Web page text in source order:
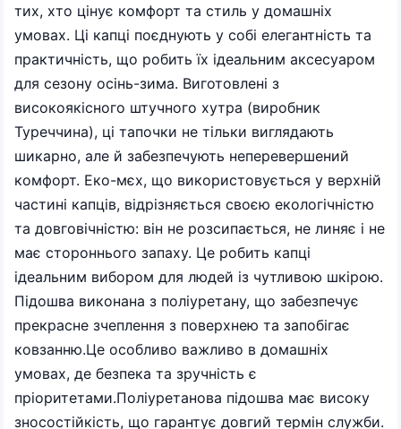
тих, хто цінує комфорт та стиль у домашніх
умовах. Ці капці поєднують у собі елегантність та
практичність, що робить їх ідеальним аксесуаром
для сезону осінь-зима. Виготовлені з
високоякісного штучного хутра (виробник
Туреччина), ці тапочки не тільки виглядають
шикарно, але й забезпечують неперевершений
комфорт. Еко-мєх, що використовується у верхній
частині капців, відрізняється своєю екологічністю
та довговічністю: він не розсипається, не линяє і не
має стороннього запаху. Це робить капці
ідеальним вибором для людей із чутливою шкірою.
Підошва виконана з поліуретану, що забезпечує
прекрасне зчеплення з поверхнею та запобігає
ковзанню.Це особливо важливо в домашніх
умовах, де безпека та зручність є
пріоритетами.Поліуретанова підошва має високу
зносостійкість, що гарантує довгий термін служби.